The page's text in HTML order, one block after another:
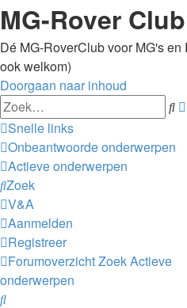
MG-Rover
Dé MG-RoverClub voor MG's
ook welkom)
Doorgaan naar inhoud
Snelle links
Onbeantwoorde onderwerpen
Actieve onderwerpen
Zoek
V&A
Aanmelden
Registreer
ForumoverzichtZoekActieve
onderwerpen
Zoek